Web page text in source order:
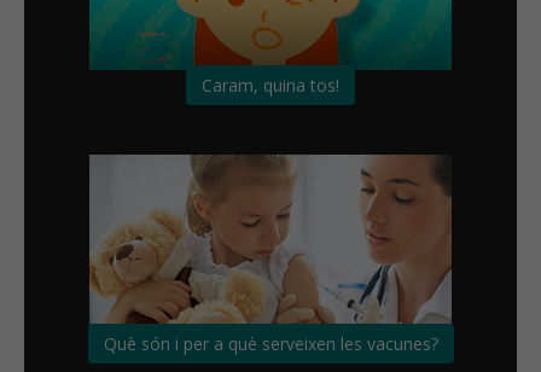
Caram, quina tos!
Què són i per a què serveixen les vacunes?